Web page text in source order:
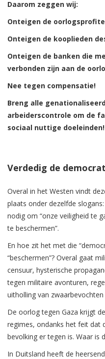
Daarom zeggen wij:
Onteigen de
Onteigen de kooplieden
Onteigen de banken die
verbonden zijn aan de
Nee tegen compensatie!
Breng alle
arbeiderscontrole om de
sociaal nuttige doeleinden!
Verdedig de
Overal in het Westen vindt
plaats onder dezelfde
nodig om “onze veiligheid te
te beschermen”.
En hoe zit het met die
“beschermen”? Overal gaat
censuur, hysterische
tegen militaire avonturen,
uitholling van
De oorlog tegen Gaza krijgt
regimes, ondanks het feit dat
bevolking er tegen is. Waar is
In Duitsland heeft de